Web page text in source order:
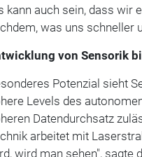
kann auch sein, dass wir
was uns schneller
von Sensorik
Potenzial sieht
Levels des
Datendurchsatz
arbeitet mit
wird man sehen", sagte